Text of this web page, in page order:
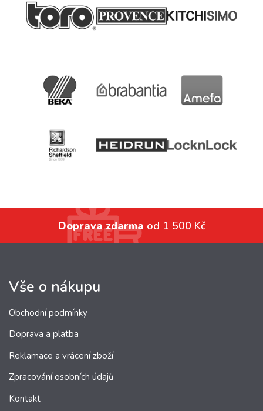
Doprava zdarma od 1 500 Kč
Vše o nákupu
Obchodní podmínky
Doprava a platba
Reklamace a vrácení zboží
Zpracování osobních údajů
Kontakt